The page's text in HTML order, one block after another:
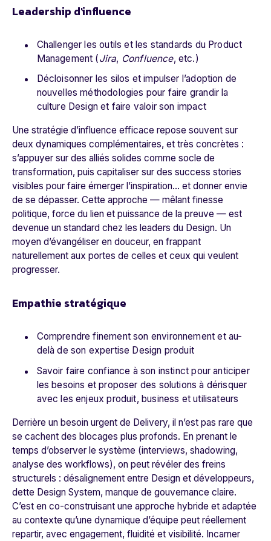
Leadership d'influence
Challenger les outils et les standards du Product
Management (Jira, Confluence, etc.)
Décloisonner les silos et impulser l’adoption de
nouvelles méthodologies pour faire grandir la
culture Design et faire valoir son impact
Une stratégie d’influence efficace repose souvent sur
deux dynamiques complémentaires, et très concrètes :
s’appuyer sur des alliés solides comme socle de
transformation, puis capitaliser sur des success stories
visibles pour faire émerger l’inspiration… et donner envie
de se dépasser. Cette approche — mêlant finesse
politique, force du lien et puissance de la preuve — est
devenue un standard chez les leaders du Design. Un
moyen d’évangéliser en douceur, en frappant
naturellement aux portes de celles et ceux qui veulent
progresser.
Empathie stratégique
Comprendre finement son environnement et au-
delà de son expertise Design produit
Savoir faire confiance à son instinct pour anticiper
les besoins et proposer des solutions à dérisquer
avec les enjeux produit, business et utilisateurs
Derrière un besoin urgent de Delivery, il n’est pas rare que
se cachent des blocages plus profonds. En prenant le
temps d’observer le système (interviews, shadowing,
analyse des workflows), on peut révéler des freins
structurels : désalignement entre Design et développeurs,
dette Design System, manque de gouvernance claire.
C’est en co-construisant une approche hybride et adaptée
au contexte qu’une dynamique d’équipe peut réellement
repartir, avec engagement, fluidité et visibilité. Incarner